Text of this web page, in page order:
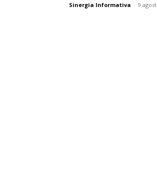
Sinergia Informativa - 9